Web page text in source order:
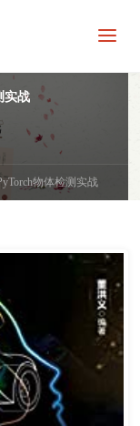
实战
物体检测实战